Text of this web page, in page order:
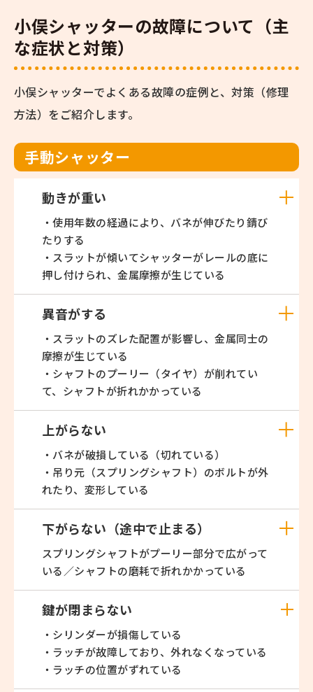
小俣シャッターの故障について（主
な症状と対策）
小俣シャッターでよくある故障の症例と、対策（修理
方法）をご紹介します。
手動シャッター
動きが重い
・使用年数の経過により、バネが伸びたり錆び
たりする
・スラットが傾いてシャッターがレールの底に
押し付けられ、金属摩擦が生じている
異音がする
・スラットのズレた配置が影響し、金属同士の
摩擦が生じている
・シャフトのプーリー（タイヤ）が削れてい
て、シャフトが折れかかっている
上がらない
・バネが破損している（切れている）
・吊り元（スプリングシャフト）のボルトが外
れたり、変形している
下がらない（途中で止まる）
スプリングシャフトがプーリー部分で広がって
いる／シャフトの磨耗で折れかかっている
鍵が閉まらない
・シリンダーが損傷している
・ラッチが故障しており、外れなくなっている
・ラッチの位置がずれている